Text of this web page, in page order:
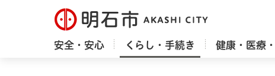
明石市
安全・安心 くらし・手続き 健康・医療